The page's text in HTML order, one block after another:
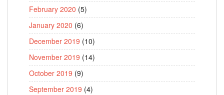
February 2020 (5)
January 2020 (6)
December 2019 (10)
November 2019 (14)
October 2019 (9)
September 2019 (4)